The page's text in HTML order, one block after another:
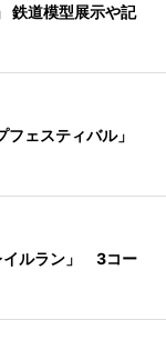
鉄道模型展示や記
フェスティバル」
イルラン」 3コー